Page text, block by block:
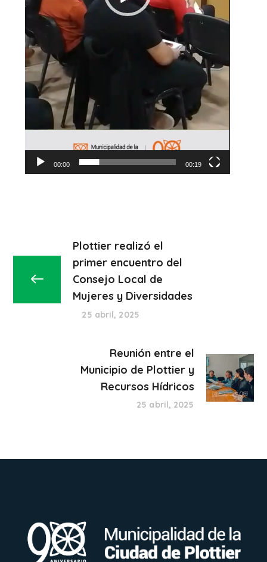
00:00 00:19
Plottier realizó el
primer encuentro del
Consejo Local de
Mujeres y Diversidades
25 abril, 2025
Reunión entre el
Municipio de Plottier y
Recursos Hídricos
25 abril, 2025